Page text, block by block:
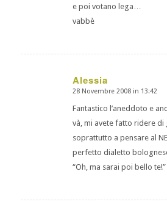
e poi votano lega…
vabbè
Alessia
dice:
28 Novembre 2008 in 13:42
Fantastico l’aneddoto e
và, mi avete fatto ridere di
soprattutto a pensare al
perfetto dialetto
“Oh, ma sarai poi bello te!”